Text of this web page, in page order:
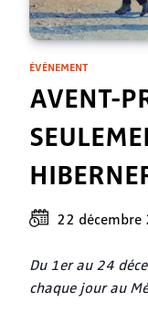
ÉVÈNEMENT
AVENT-
22
Du 1er au 24
chaque jour au